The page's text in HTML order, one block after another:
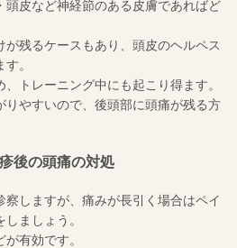
頭皮など神経節のある皮膚であればど
残るケースもあり、頭皮のヘルペス
。
トレーニング中にも起こり得ます。
りやすいので、後頭部に頭痛が残る方
後の頭痛の対処
しますが、痛みが長引く場合はペイ
ましょう。
有効です。